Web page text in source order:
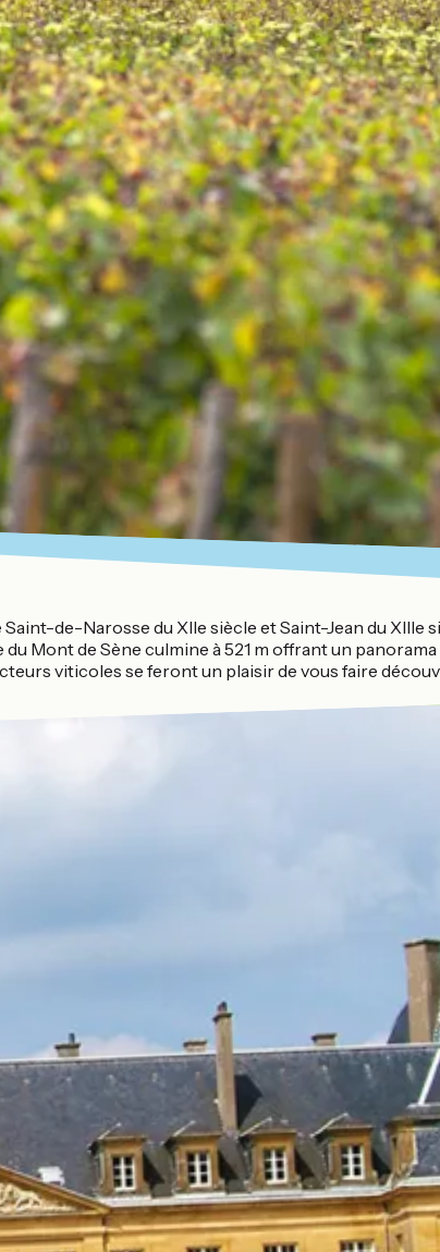
de-Narosse du XIIe siècle et Saint-Jean du XIIIe
Mont de Sène culmine à 521 m offrant un
viticoles se feront un plaisir de vous faire